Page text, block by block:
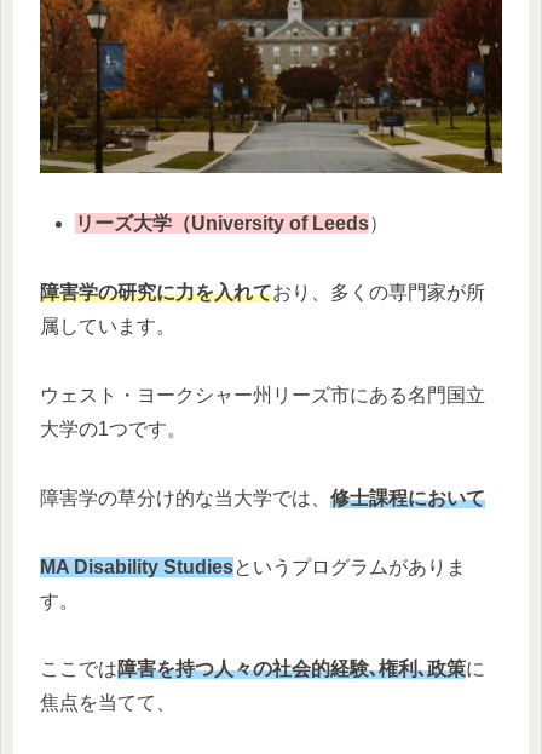
リーズ大学 （University of Leeds）
障害学の研究に力を入れており、多くの専門家が所
属しています。
ウェスト・ヨークシャー州リーズ市にある名門国立
大学の1つです。
障害学の草分け的な当大学では、 修士課程において
MA Disability Studiesというプログラムがありま
す。
ここでは障害を持つ人々の社会的経験､権利､政策に
焦点を当てて、